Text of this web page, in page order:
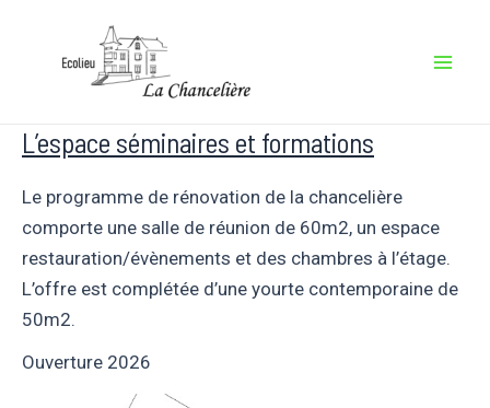
contenu
L’espace séminaires et formations
Le programme de rénovation de la chancelière
comporte une salle de réunion de 60m2, un espace
restauration/évènements et des chambres à l’étage.
L’offre est complétée d’une yourte contemporaine de
50m2.
Ouverture 2026